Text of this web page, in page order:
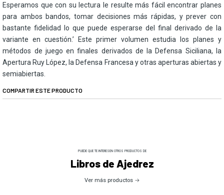
Esperamos que con su lectura le resulte más fácil encontrar planes
para ambos bandos, tomar decisiones más rápidas, y prever con
bastante fidelidad lo que puede esperarse del final derivado de la
variante en cuestión.’ Este primer volumen estudia los planes y
métodos de juego en finales derivados de la Defensa Siciliana, la
Apertura Ruy López, la Defensa Francesa y otras aperturas abiertas y
semiabiertas.
COMPARTIR ESTE PRODUCTO
PUEDE QUE TE INTERESEN OTROS PRODUCTOS DE
Libros de Ajedrez
Ver más productos